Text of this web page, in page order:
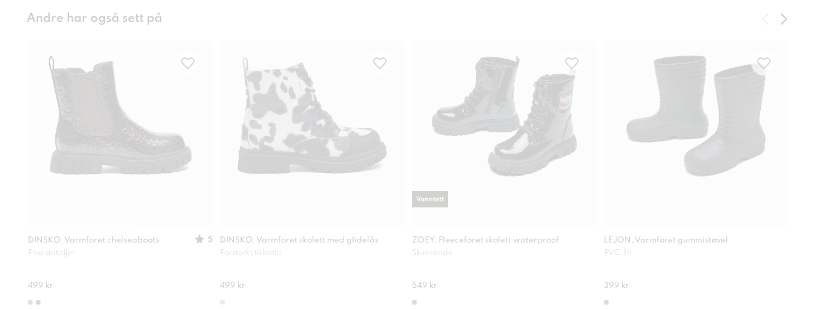
Andre har også sett på
DINSKO, Varmforet chelseaboots
5
Fine detaljer
499 kr
DINSKO, Varmforet skolett med glidelås
Forsterkt tåhette
499 kr
ZOEY, Fleeceforet skolett waterproof
Skimrende
549 kr
Vanntett
LEJON, Varmforet gummistøvel
PVC-fri
399 kr